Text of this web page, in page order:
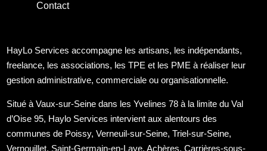
Contact
HayLo Services accompagne les artisans, les indépendants,
freelance, les associations, les TPE et les PME à réaliser leur
gestion administrative, commerciale ou organisationnelle.
Situé à Vaux-sur-Seine dans les Yvelines 78 à la limite du Val
d’Oise 95, Haylo Services intervient aux alentours des
communes de Poissy, Verneuil-sur-Seine, Triel-sur-Seine,
Vernouillet, Saint-Germain-en-Laye, Achères, Carrières-sous-